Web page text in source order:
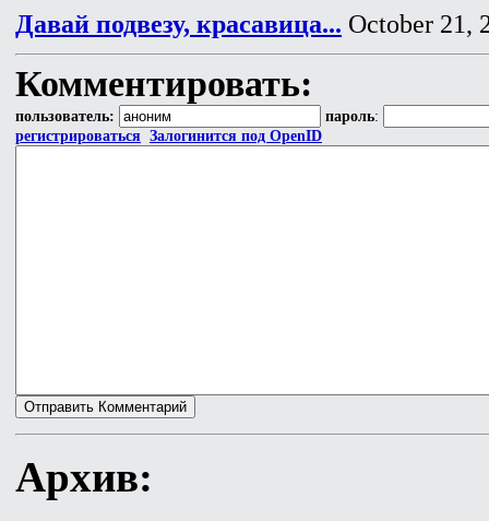
Давай подвезу, красавица... October 21,
Комментировать:
пользователь: пароль:
регистрироваться Залогинится под OpenID
Архив: